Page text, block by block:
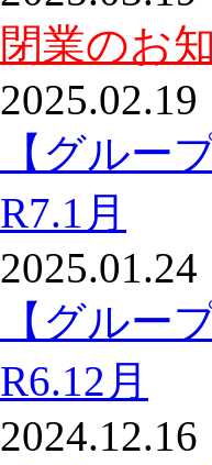
閉業のお
2025.02.19
【グルー
R7.1月
2025.01.24
【グルー
R6.12月
2024.12.16